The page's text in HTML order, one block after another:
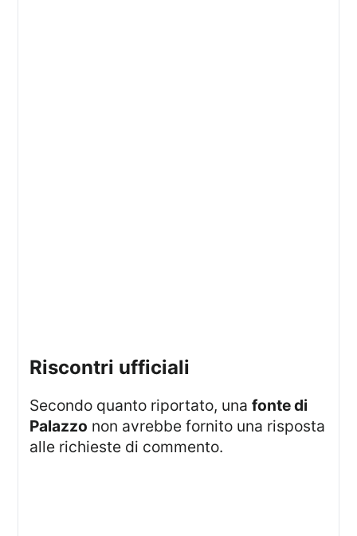
riscontri ufficiali
Secondo quanto riportato, unafonte di
Palazzo non avrebbe fornito una risposta
alle richieste di commento.